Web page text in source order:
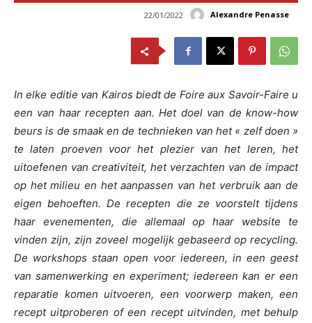
Alexandre Penasse
22/01/2022
In elke editie van Kairos biedt de Foire aux Savoir-Faire u
een van haar recepten aan. Het doel van de know-how
beurs is de smaak en de technieken van het « zelf doen »
te laten proeven voor het plezier van het leren, het
uitoefenen van creativiteit, het verzachten van de impact
op het milieu en het aanpassen van het verbruik aan de
eigen behoeften. De recepten die ze voorstelt tijdens
haar evenementen, die allemaal op haar website te
vinden zijn, zijn zoveel mogelijk gebaseerd op recycling.
De workshops staan open voor iedereen, in een geest
van samenwerking en experiment; iedereen kan er een
reparatie komen uitvoeren, een voorwerp maken, een
recept uitproberen of een recept uitvinden, met behulp